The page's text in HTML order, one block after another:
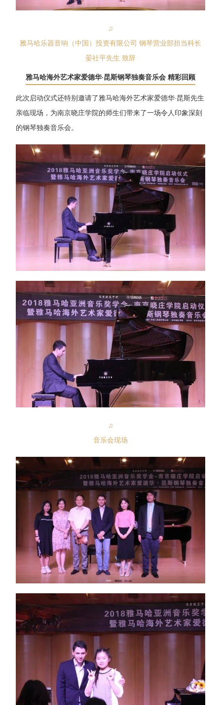
♫
雅马哈乐器音响（中国）投资有限公司 钢琴营业部担当科长
晏社平先生 致辞
雅马哈海外艺术家爱德华·昆斯钢琴独奏音乐会 精彩回顾
此次启动仪式还特别邀请了雅马哈海外艺术家爱德华·昆斯先生
亲临现场，为南京晓庄学院的师生们带来了一场令人印象深刻
的钢琴独奏音乐会。
♫
音乐会现场